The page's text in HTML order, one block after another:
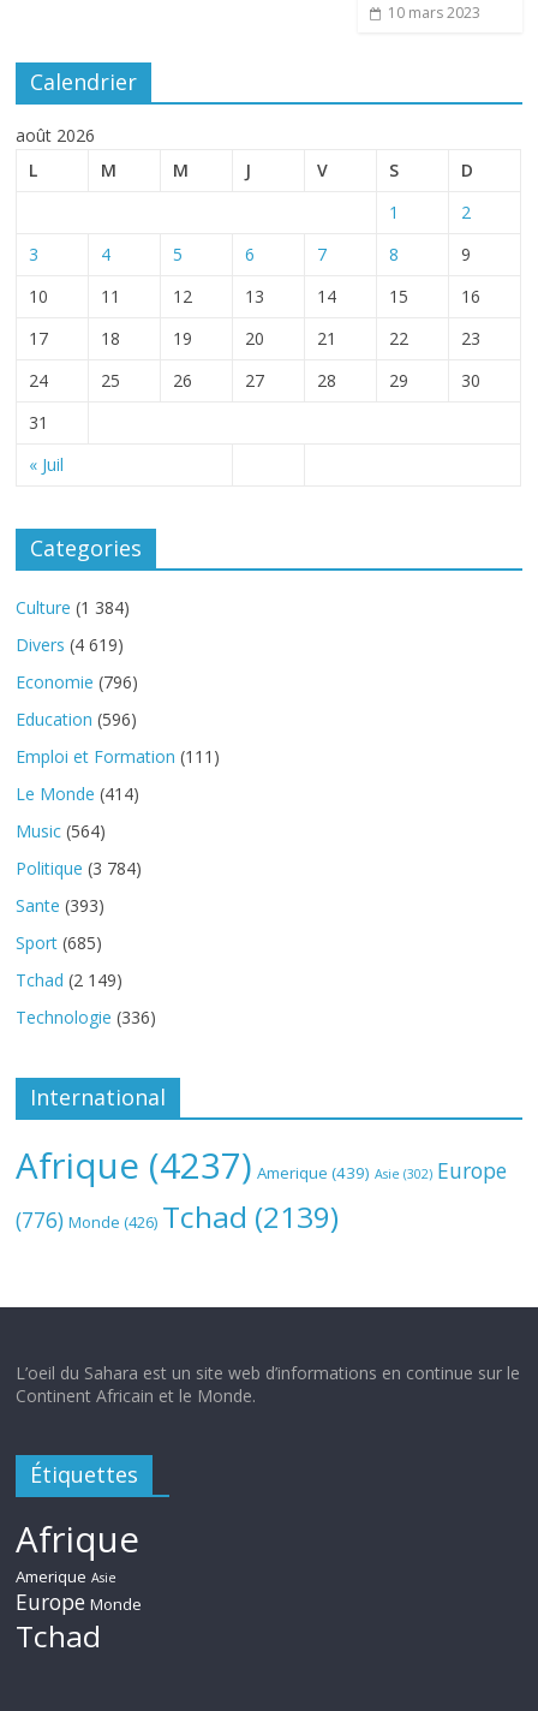
10 mars 2023
Calendrier
août 2026
L
M M J V S D
« Juil
1
2
3
4 5 6 7 8
9
10
11 12 13 14 15
16
17
18 19 20 21 22
23
24
25 26 27 28 29
30
31
Categories
Culture (1 384)
Divers (4 619)
Economie (796)
Education (596)
Emploi et Formation (111)
Le Monde (414)
Music (564)
Politique (3 784)
Sante (393)
Sport (685)
Tchad (2 149)
Technologie (336)
International
Afrique (4237) Amerique (439) Asie (302) Europe
(776) Monde (426) Tchad (2139)
L’oeil du Sahara est un site web d’informations en continue sur le
Continent Africain et le Monde.
Étiquettes
Afrique
Amerique Asie
Europe Monde
Tchad